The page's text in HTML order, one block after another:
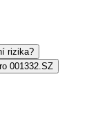
rizika?
001332.SZ